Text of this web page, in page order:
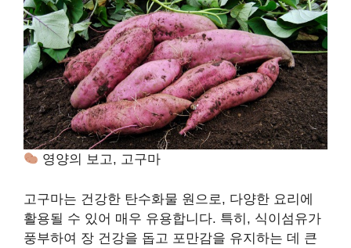
영양의 보고, 고구마
고구마는 건강한 탄수화물 원으로, 다양한 요리에
활용될 수 있어 매우 유용합니다. 특히, 식이섬유가
풍부하여 장 건강을 돕고 포만감을 유지하는 데 큰